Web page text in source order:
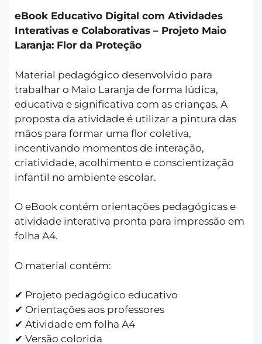
eBook Educativo Digital com Atividades
Interativas e Colaborativas – Projeto Maio
Laranja: Flor da Proteção
Material pedagógico desenvolvido para
trabalhar o Maio Laranja de forma lúdica,
educativa e significativa com as crianças. A
proposta da atividade é utilizar a pintura das
mãos para formar uma flor coletiva,
incentivando momentos de interação,
criatividade, acolhimento e conscientização
infantil no ambiente escolar.
O eBook contém orientações pedagógicas e
atividade interativa pronta para impressão em
folha A4.
O material contém:
✔ Projeto pedagógico educativo
✔ Orientações aos professores
✔ Atividade em folha A4
✔ Versão colorida